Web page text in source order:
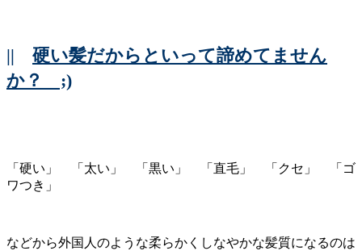
|| 硬い髪だからといって諦めてません
か？ ;)
「硬い」 「太い」 「黒い」 「直毛」 「クセ」 「ゴ
ワつき」
などから外国人のような柔らかくしなやかな髪質になるのは